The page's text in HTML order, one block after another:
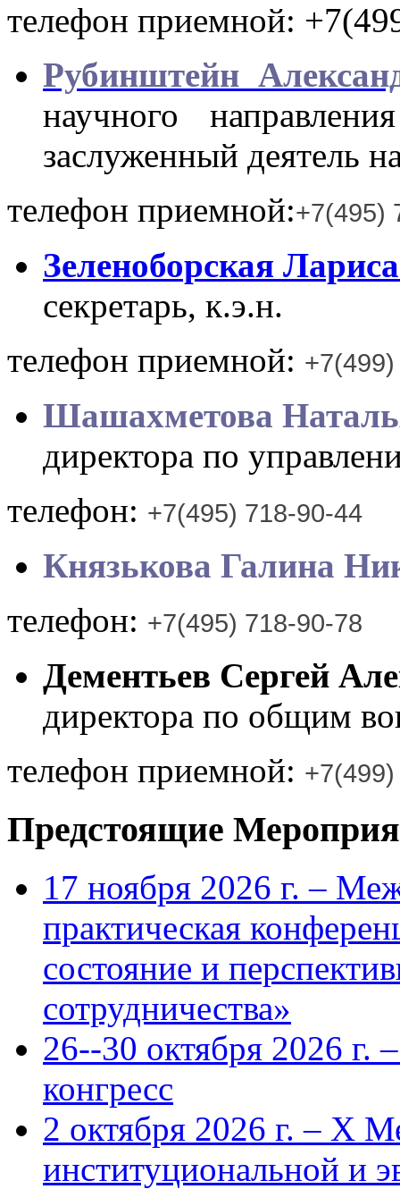
телефон приемной:
Рубинштейн
научного
заслуженный деятель
телефон приемной:+7(495)
Зеленоборская
секретарь, к.э.н.
телефон приемной:
Шашахметова
директора по
телефон: +7(495) 718-90-44
Князькова Галина
телефон: +7(495) 718-90-78
Дементьев Сергей
директора по общим
телефон приемной:
Предстоящие
17 ноября 2026 г. –
практическая
состояние и
сотрудничества»
26--30 октября 2026 г.
конгресс
2 октября 2026 г. – X
институциональной и